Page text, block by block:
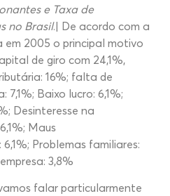
e Taxa de
no Brasil.| De acordo com a
em 2005 o principal motivo
de giro com 24,1%,
16%; falta de
Baixo lucro: 6,1%;
Desinteresse na
Maus
Problemas familiares:
3,8%
falar particularmente